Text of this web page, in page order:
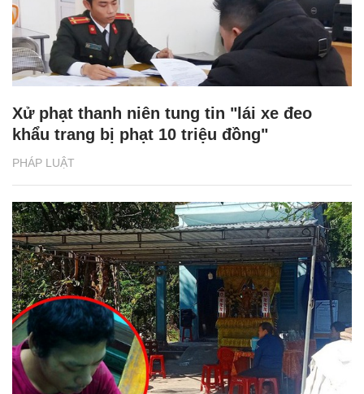
PHÁP LUẬT
Xử phạt thanh niên tung tin "lái xe đeo
khẩu trang bị phạt 10 triệu đồng"